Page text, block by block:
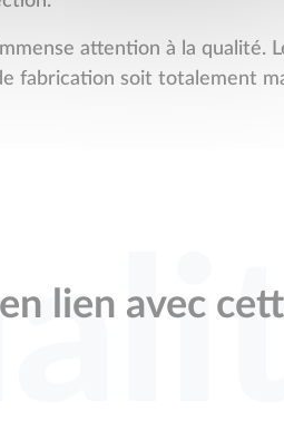
attention à la
fabrication soit totalement
lien avec